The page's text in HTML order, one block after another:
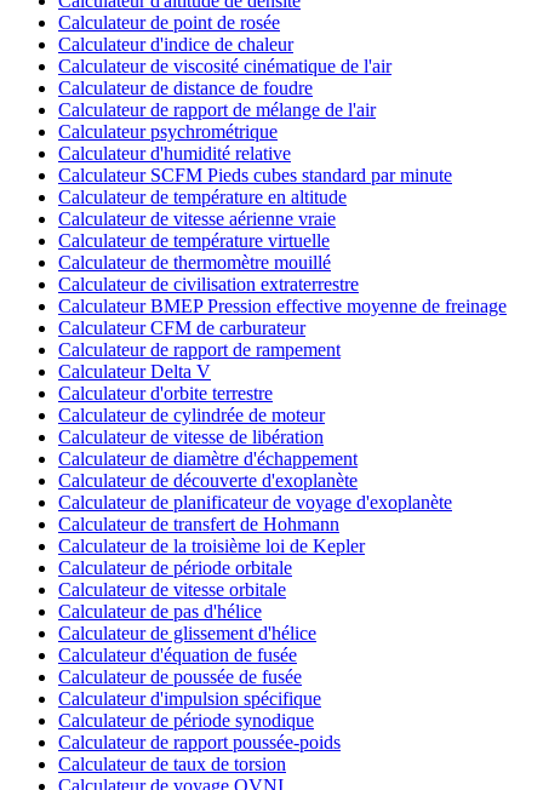
Calculateur de point de rosée
Calculateur d'indice de chaleur
Calculateur de viscosité cinématique de l'air
Calculateur de distance de foudre
Calculateur de rapport de mélange de l'air
Calculateur psychrométrique
Calculateur d'humidité relative
Calculateur SCFM Pieds cubes standard par minute
Calculateur de température en altitude
Calculateur de vitesse aérienne vraie
Calculateur de température virtuelle
Calculateur de thermomètre mouillé
Calculateur de civilisation extraterrestre
Calculateur BMEP Pression effective moyenne de freinage
Calculateur CFM de carburateur
Calculateur de rapport de rampement
Calculateur Delta V
Calculateur d'orbite terrestre
Calculateur de cylindrée de moteur
Calculateur de vitesse de libération
Calculateur de diamètre d'échappement
Calculateur de découverte d'exoplanète
Calculateur de planificateur de voyage d'exoplanète
Calculateur de transfert de Hohmann
Calculateur de la troisième loi de Kepler
Calculateur de période orbitale
Calculateur de vitesse orbitale
Calculateur de pas d'hélice
Calculateur de glissement d'hélice
Calculateur d'équation de fusée
Calculateur de poussée de fusée
Calculateur d'impulsion spécifique
Calculateur de période synodique
Calculateur de rapport poussée-poids
Calculateur de taux de torsion
Calculateur de voyage OVNI